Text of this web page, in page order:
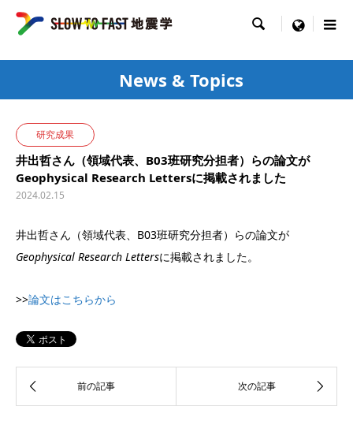
 menu
News & Topics
研究成果
井出哲さん（領域代表、B03班研究分担者）らの論文が
Geophysical Research Lettersに掲載されました
2024.02.15
井出哲さん（領域代表、B03班研究分担者）らの論文が
Geophysical Research Lettersに掲載されました。
>>論文はこちらから